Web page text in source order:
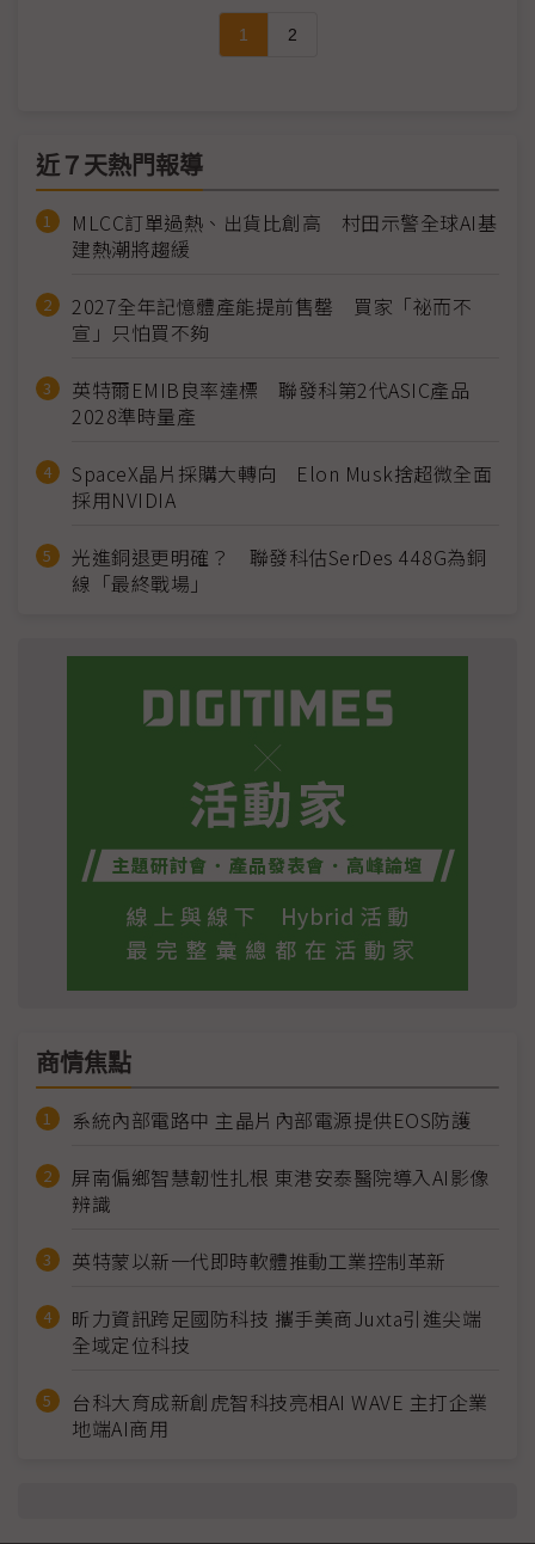
1 2
近７天熱門報導
MLCC訂單過熱、出貨比創高 村田示警全球AI基
建熱潮將趨緩
2027全年記憶體產能提前售罄 買家「祕而不
宣」只怕買不夠
英特爾EMIB良率達標 聯發科第2代ASIC產品
2028準時量產
SpaceX晶片採購大轉向 Elon Musk捨超微全面
採用NVIDIA
光進銅退更明確？ 聯發科估SerDes 448G為銅
線「最終戰場」
商情焦點
系統內部電路中 主晶片內部電源提供EOS防護
屏南偏鄉智慧韌性扎根 東港安泰醫院導入AI影像
辨識
英特蒙以新一代即時軟體推動工業控制革新
昕力資訊跨足國防科技 攜手美商Juxta引進尖端
全域定位科技
台科大育成新創虎智科技亮相AI WAVE 主打企業
地端AI商用